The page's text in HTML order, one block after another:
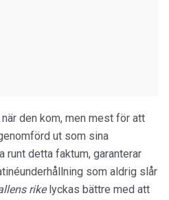
den kom, men mest för att
ut som sina
runt detta faktum, garanterar
som aldrig slår
rikelyckas bättre med att